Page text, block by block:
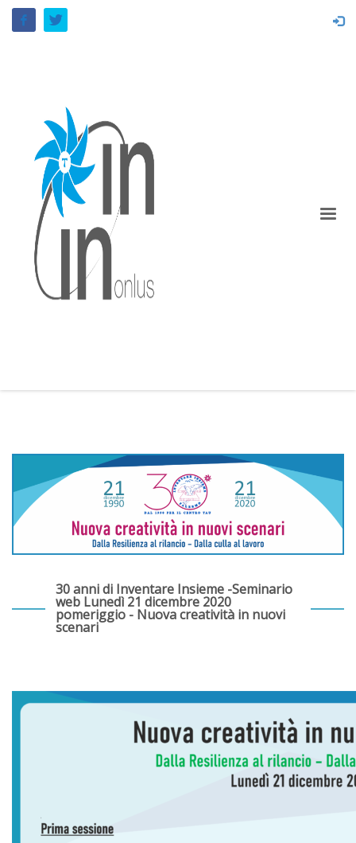
30 anni di Inventare Insieme -Seminario
web Lunedì 21 dicembre 2020
pomeriggio - Nuova creatività in nuovi
scenari